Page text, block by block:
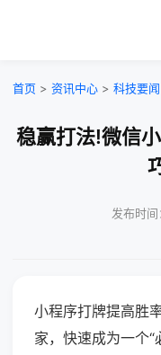
首页 > 资讯中心 > 科技要闻
稳赢打法!微信
发布时
小程序打牌提高胜
家，快速成为一个